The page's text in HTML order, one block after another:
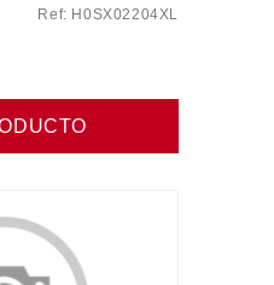
Ref: H0SX02204XL